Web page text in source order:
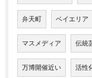
弁天町 ベイエリア
マスメディア 伝統
万博開催近い 活性